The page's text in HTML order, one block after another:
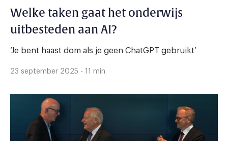
Welke taken gaat het onderwijs
uitbesteden aan AI?
‘Je bent haast dom als je geen ChatGPT gebruikt’
23 september 2025 - 11 min.